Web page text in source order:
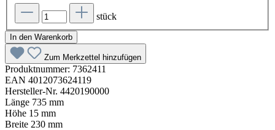
stück
In den Warenkorb
Zum Merkzettel hinzufügen
Produktnummer: 7362411
EAN 4012073624119
Hersteller-Nr. 4420190000
Länge 735 mm
Höhe 15 mm
Breite 230 mm